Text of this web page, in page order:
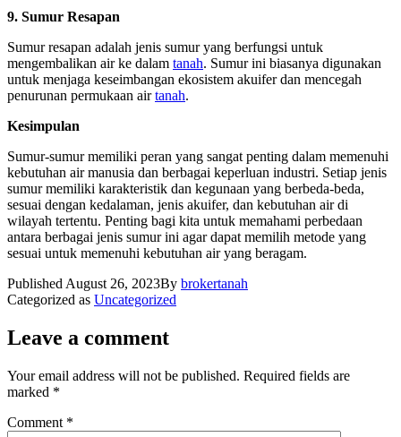
9. Sumur Resapan
Sumur resapan adalah jenis sumur yang berfungsi untuk
mengembalikan air ke dalam tanah. Sumur ini biasanya digunakan
untuk menjaga keseimbangan ekosistem akuifer dan mencegah
penurunan permukaan airtanah.
Kesimpulan
Sumur-sumur memiliki peran yang sangat penting dalam memenuhi
kebutuhan air manusia dan berbagai keperluan industri. Setiap jenis
sumur memiliki karakteristik dan kegunaan yang berbeda-beda,
sesuai dengan kedalaman, jenis akuifer, dan kebutuhan air di
wilayah tertentu. Penting bagi kita untuk memahami perbedaan
antara berbagai jenis sumur ini agar dapat memilih metode yang
sesuai untuk memenuhi kebutuhan air yang beragam.
Published August 26, 2023By brokertanah
Categorized as Uncategorized
Leave a comment
Your email address will not be published. Required fields are
marked *
Comment *